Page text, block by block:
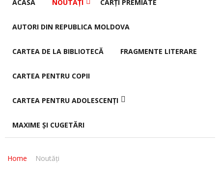
ACASA NOUTĂȚI CĂRȚI PREMIATE
AUTORI DIN REPUBLICA MOLDOVA
CARTEA DE LA BIBLIOTECĂ FRAGMENTE LITERARE
CARTEA PENTRU COPII
CARTEA PENTRU ADOLESCENȚI
MAXIME ȘI CUGETĂRI
Home Noutăți